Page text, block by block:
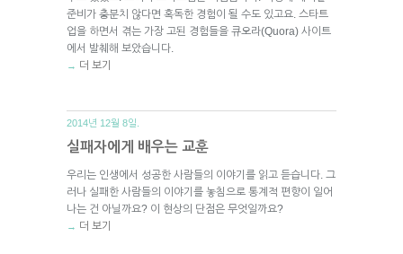
준비가 충분치 않다면 혹독한 경험이 될 수도 있고요. 스타트
업을 하면서 겪는 가장 고된 경험들을 큐오라(Quora) 사이트
에서 발췌해 보았습니다.
→ 더 보기
2014년 12월 8일.
실패자에게 배우는 교훈
우리는 인생에서 성공한 사람들의 이야기를 읽고 듣습니다. 그
러나 실패한 사람들의 이야기를 놓침으로 통계적 편향이 일어
나는 건 아닐까요? 이 현상의 단점은 무엇일까요?
→ 더 보기